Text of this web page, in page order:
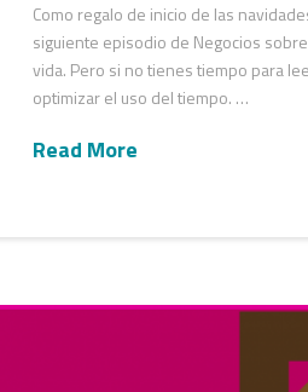
Como regalo de inicio de las
siguiente episodio de Negocios
vida. Pero si no tienes tiempo para
optimizar el uso del tiempo. …
Read More